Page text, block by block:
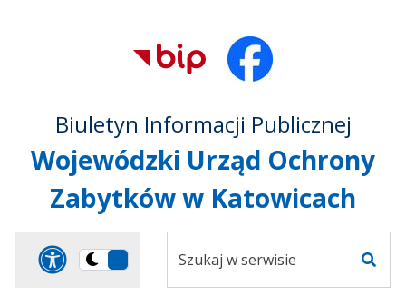
Przejdź do
głównego menu
Przejdź do treści
Przejdź do mapy
serwisu
Biuletyn Informacji Publicznej
Wojewódzki Urząd Ochrony
Zabytków w Katowicach
Panel dostosowania
Przełącz
serwisie